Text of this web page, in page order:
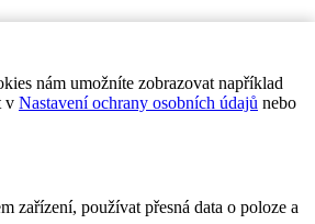
nám umožníte zobrazovat například
v Nastavení ochrany osobních údajů nebo
zařízení, používat přesná data o poloze a